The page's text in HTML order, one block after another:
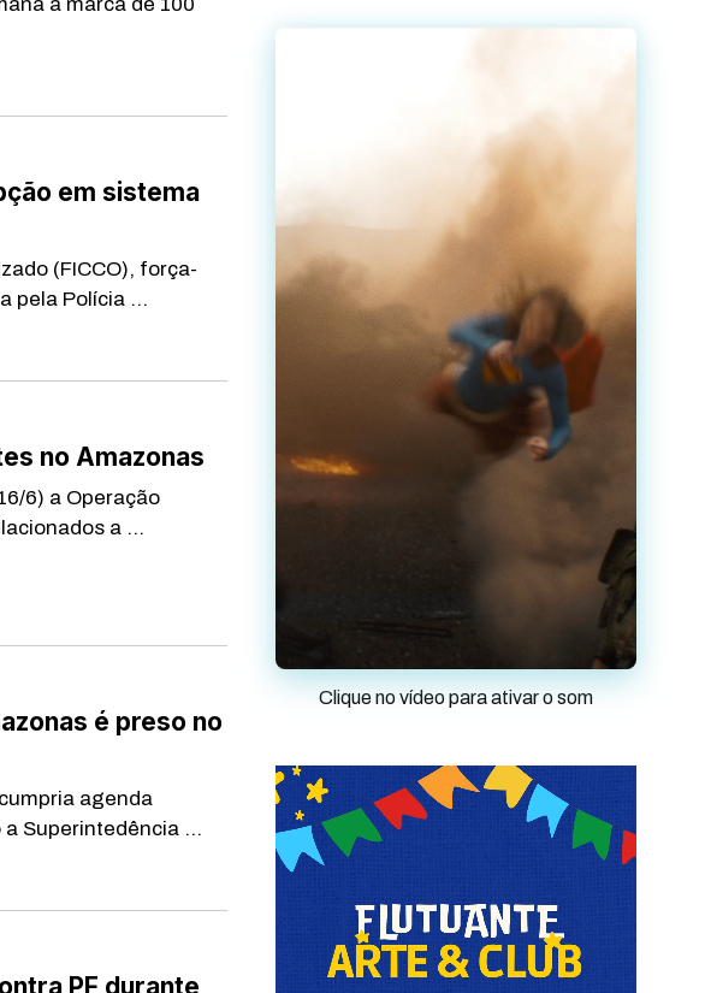
em sistema
(FICCO), força-
pela Polícia ...
no Amazonas
6) a Operação
a ...
é preso no
agenda
Superintedência ...
PF durante
Clique no vídeo para ativar o som